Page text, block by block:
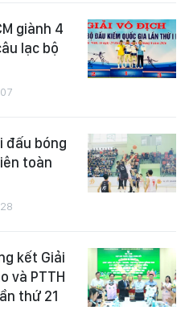
giành 4
lạc bộ
đấu bóng
toàn
kết Giải
và PTTH
thứ 21